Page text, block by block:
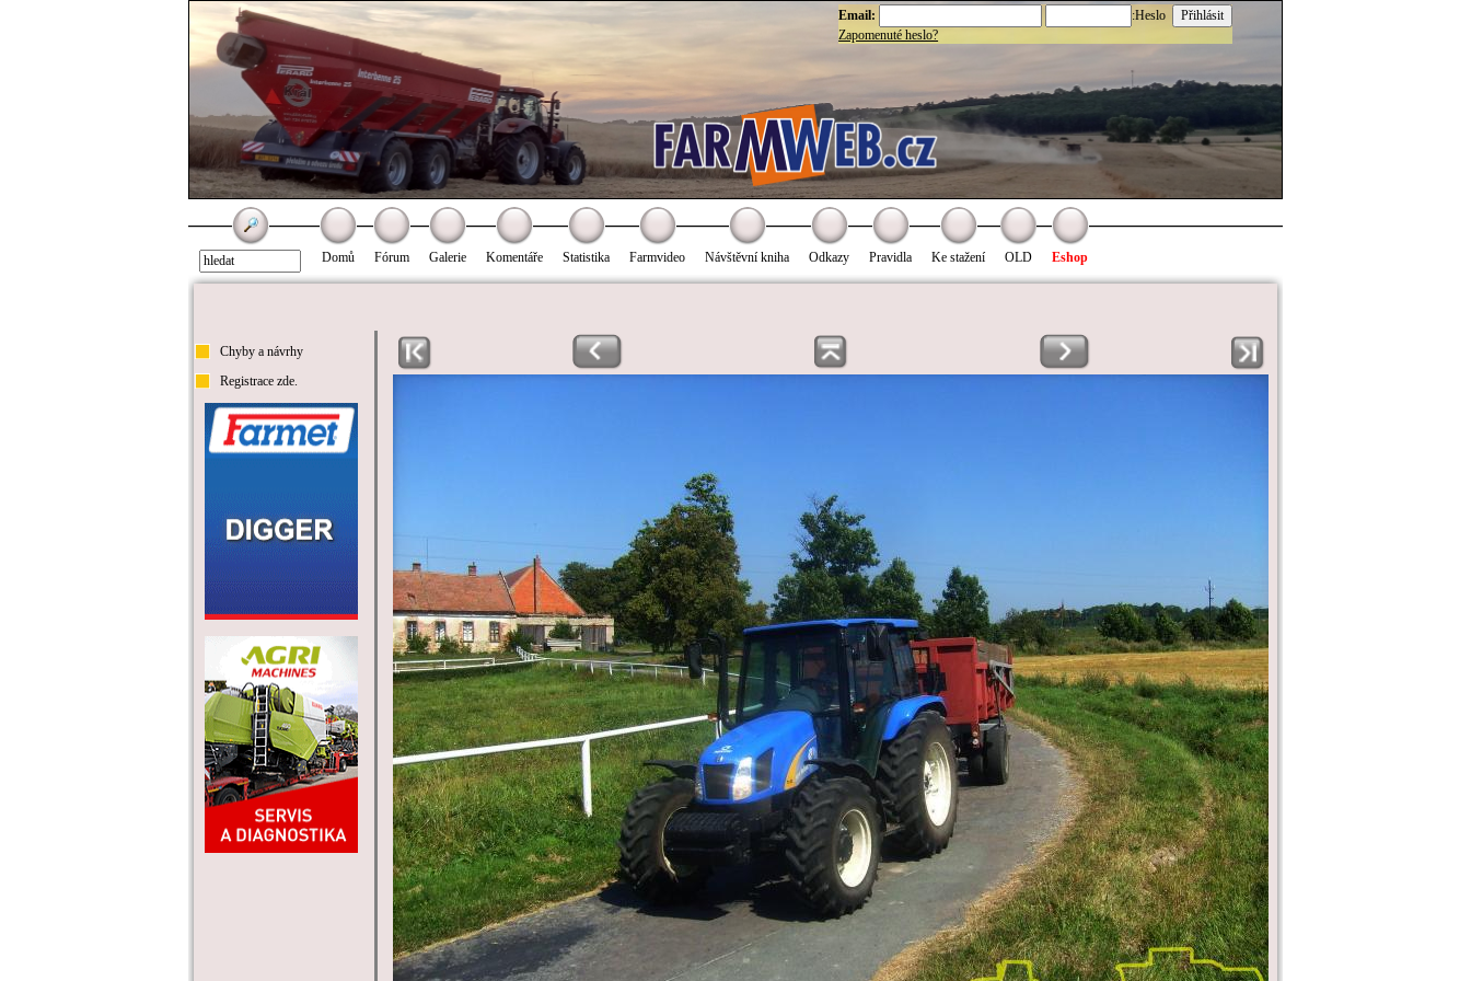
Email:
:Heslo
Zapomenuté heslo?
Domů Fórum Galerie Komentáře Statistika Farmvideo Návštěvní kniha Odkazy Pravidla Ke stažení OLD Eshop
Chyby a návrhy
Registrace zde.